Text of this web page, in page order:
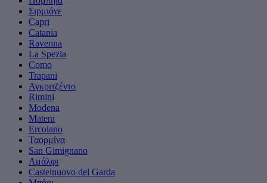
Σιρμιόνε
Capri
Catania
Ravenna
La Spezia
Como
Trapani
Αγκριτζέντο
Rimini
Modena
Matera
Ercolano
Ταορμίνα
San Gimignano
Αμάλφι
Castelnuovo del Garda